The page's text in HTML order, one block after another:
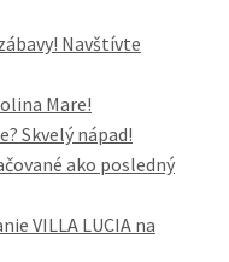
Navštívte
Mare!
Skvelý nápad!
ako posledný
VILLA LUCIA na